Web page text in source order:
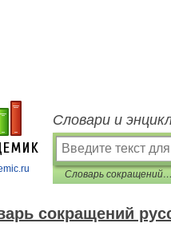
Словари и
Словарь сокращений русского языка
сокращений